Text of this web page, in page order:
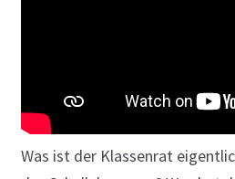
Was ist der Klassenrat